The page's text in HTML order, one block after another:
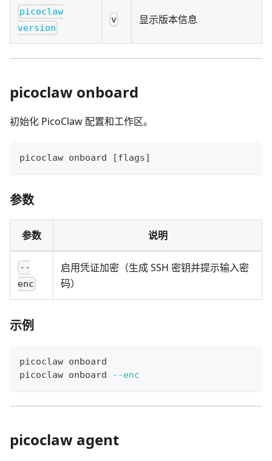
picoclaw
version
v 显示版本信息
picoclaw onboard
初始化 PicoClaw 配置和工作区。
picoclaw onboard [flags]
参数
参数 说明
--
enc
启用凭证加密（生成 SSH 密钥并提示输入密
码）
示例
picoclaw onboard
picoclaw onboard
--enc
picoclaw agent